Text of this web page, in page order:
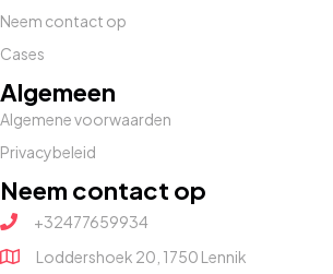
Neem contact op
Cases
Algemeen
Algemene voorwaarden
Privacybeleid
Neem contact op
+32477659934
Loddershoek 20, 1750 Lennik